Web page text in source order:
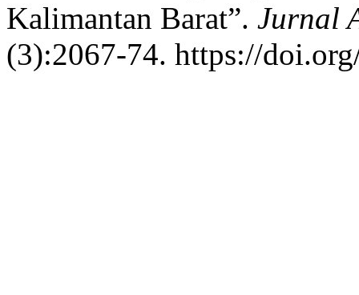
Kalimantan Barat”. Jurnal
(3):2067-74. https://